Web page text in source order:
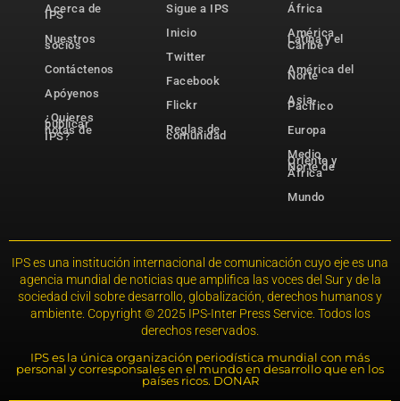
Acerca de
IPS
Nuestros
socios
Contáctenos
Apóyenos
¿Quieres
publicar
notas de
IPS?
Sigue a IPS
Inicio
Twitter
Facebook
Flickr
Reglas de
comunidad
África
América
Latina y el
Caribe
América del
Norte
Asia-
Pacífico
Europa
Medio
Oriente y
Norte de
África
Mundo
IPS es una institución internacional de comunicación cuyo eje es una
agencia mundial de noticias que amplifica las voces del Sur y de la
sociedad civil sobre desarrollo, globalización, derechos humanos y
ambiente. Copyright © 2025 IPS-Inter Press Service. Todos los
derechos reservados.
IPS es la única organización periodística mundial con más
personal y corresponsales en el mundo en desarrollo que en los
países ricos. DONAR